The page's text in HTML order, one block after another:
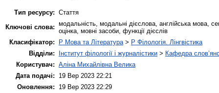
Тип ресурсу: Стаття
Ключові слова: модальність, модальні дієслова, англійська мова,
оцінка, мовні засоби, функції дієслів
Класифікатор:
P Мова та Література > P Філологія. Лінгвістика
Відділи:
Інститут філології і журналістики > Кафедра
Користувач: Аліна Михайлівна Велика
Дата подачі:
19 Вер 2023 22:21
Оновлення:
19 Вер 2023 22:29